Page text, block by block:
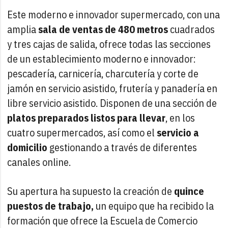
Este moderno e innovador supermercado, con una
ampliasala de ventas de 480 metroscuadrados
y tres cajas de salida, ofrece todas las secciones
de un establecimiento moderno e innovador:
pescadería, carnicería, charcutería y corte de
jamón en servicio asistido, frutería y panadería en
libre servicio asistido. Disponen de una sección de
platos preparados listos para llevar, en los
cuatro supermercados, así como el servicio a
domicilio gestionando a través de diferentes
canales online.
Su apertura ha supuesto la creación de quince
puestos de trabajo, un equipo que ha recibido la
formación que ofrece la Escuela de Comercio